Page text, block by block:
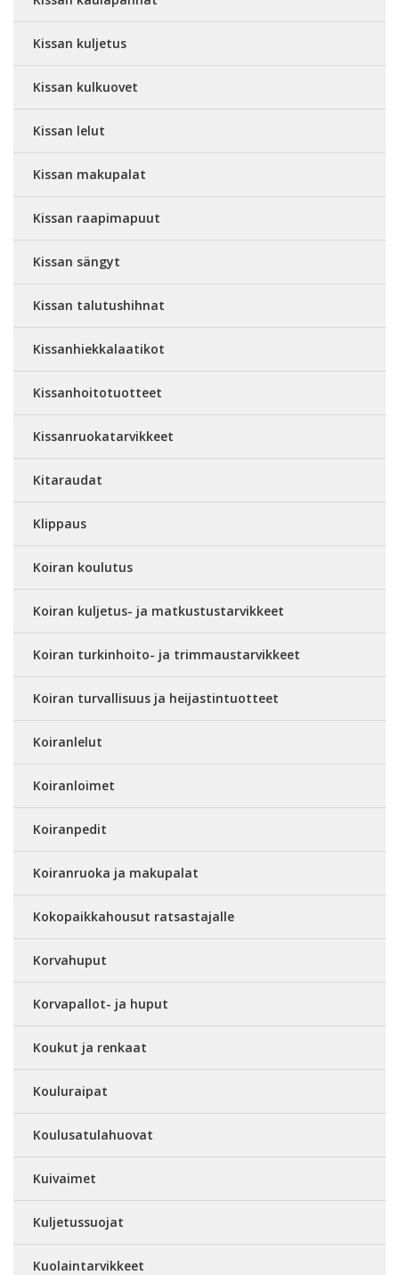
Kissan kuljetus
Kissan kulkuovet
Kissan lelut
Kissan makupalat
Kissan raapimapuut
Kissan sängyt
Kissan talutushihnat
Kissanhiekkalaatikot
Kissanhoitotuotteet
Kissanruokatarvikkeet
Kitaraudat
Klippaus
Koiran koulutus
Koiran kuljetus- ja matkustustarvikkeet
Koiran turkinhoito- ja trimmaustarvikkeet
Koiran turvallisuus ja heijastintuotteet
Koiranlelut
Koiranloimet
Koiranpedit
Koiranruoka ja makupalat
Kokopaikkahousut ratsastajalle
Korvahuput
Korvapallot- ja huput
Koukut ja renkaat
Kouluraipat
Koulusatulahuovat
Kuivaimet
Kuljetussuojat
Kuolaintarvikkeet